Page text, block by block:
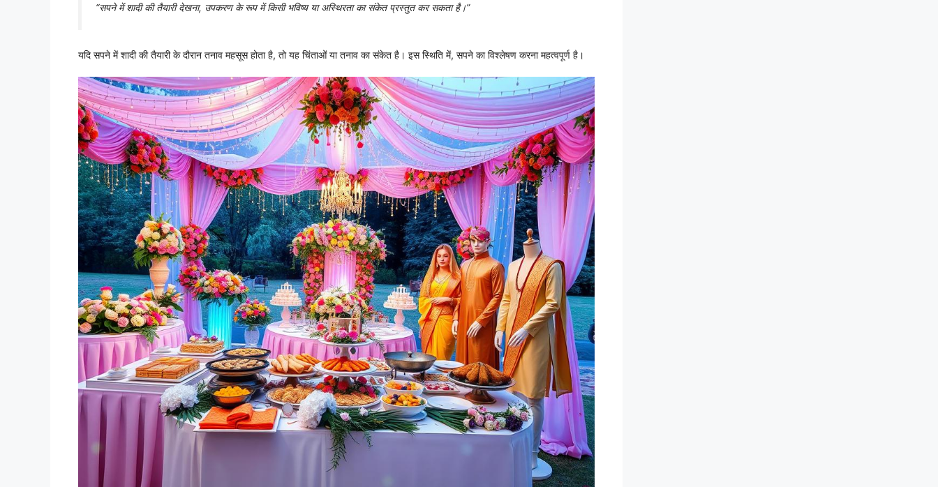
“सपने में शादी की तैयारी देखना, उपकरण के रूप में किसी भविष्य या अस्थिरता का संकेत प्रस्तुत कर सकता है।”
यदि सपने में शादी की तैयारी के दौरान तनाव महसूस होता है, तो यह चिंताओं या तनाव का संकेत है। इस स्थिति में, सपने का विश्लेषण करना महत्वपूर्ण है।